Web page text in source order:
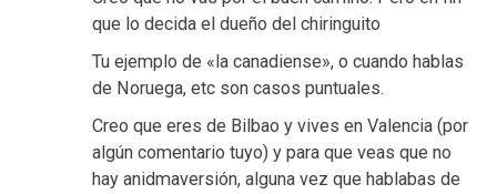
que lo decida el dueño del chiringuito
Tu ejemplo de «la canadiense», o cuando hablas
de Noruega, etc son casos puntuales.
Creo que eres de Bilbao y vives en Valencia (por
algún comentario tuyo) y para que veas que no
hay anidmaversión, alguna vez que hablabas de